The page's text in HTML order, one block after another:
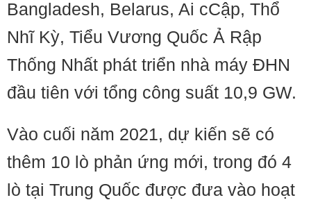
Bangladesh, Belarus, Ai cCập, Thổ
Nhĩ Kỳ, Tiểu Vương Quốc Ả Rập
Thống Nhất phát triển nhà máy ĐHN
đầu tiên với tổng công suất 10,9 GW.
Vào cuối năm 2021, dự kiến sẽ có
thêm 10 lò phản ứng mới, trong đó 4
lò tại Trung Quốc được đưa vào hoạt